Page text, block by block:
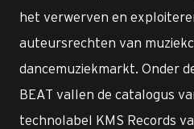
het verwerven en
auteursrechten van
dancemuziekmarkt. Onder
BEAT vallen de catalogus
technolabel KMS Records